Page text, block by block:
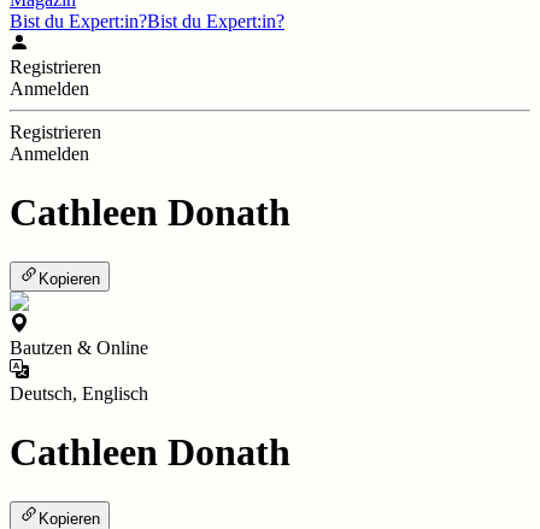
Bist du Expert:in?Bist du Expert:in?
Registrieren
Anmelden
Registrieren
Anmelden
Cathleen Donath
Kopieren
Bautzen & Online
Deutsch, Englisch
Cathleen Donath
Kopieren